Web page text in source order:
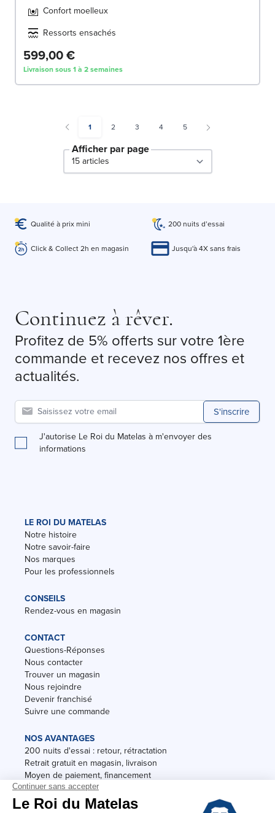
Confort moelleux
Ressorts ensachés
599,00 €
Livraison sous 1 à 2 semaines
You're currently reading page
1 Page
2 Page
3 Page
4 Page
5
Afficher par page
Qualité à prix mini 200 nuits d’essai
Click & Collect 2h en magasin Jusqu'à 4X sans frais
Continuez à rêver.
Profitez de 5% offerts sur votre 1ère
commande et recevez nos offres et
actualités.
S'inscrire
J'autorise Le Roi du Matelas à m'envoyer des
informations
LE ROI DU MATELAS
Notre histoire
Notre savoir-faire
Nos marques
Pour les professionnels
CONSEILS
Rendez-vous en magasin
CONTACT
Questions-Réponses
Nous contacter
Trouver un magasin
Nous rejoindre
Devenir franchisé
Suivre une commande
NOS AVANTAGES
200 nuits d'essai : retour, rétractation
Retrait gratuit en magasin, livraison
Moyen de paiement, financement
Garantie